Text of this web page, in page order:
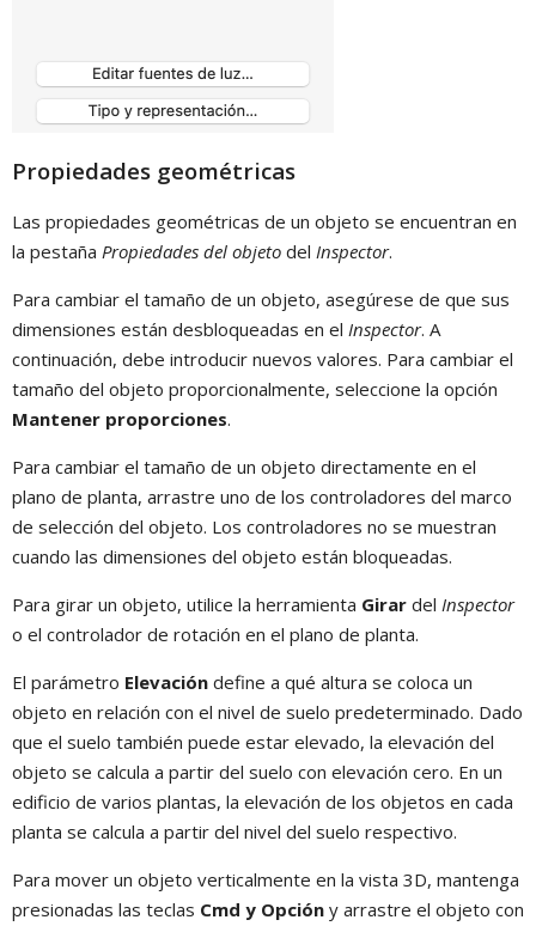
Propiedades geométricas
Las propiedades geométricas de un objeto se encuentran en
la pestaña Propiedades del objeto del Inspector.
Para cambiar el tamaño de un objeto, asegúrese de que sus
dimensiones están desbloqueadas en el Inspector. A
continuación, debe introducir nuevos valores. Para cambiar el
tamaño del objeto proporcionalmente, seleccione la opción
Mantener proporciones.
Para cambiar el tamaño de un objeto directamente en el
plano de planta, arrastre uno de los controladores del marco
de selección del objeto. Los controladores no se muestran
cuando las dimensiones del objeto están bloqueadas.
Para girar un objeto, utilice la herramienta Girar del Inspector
o el controlador de rotación en el plano de planta.
El parámetro Elevación define a qué altura se coloca un
objeto en relación con el nivel de suelo predeterminado. Dado
que el suelo también puede estar elevado, la elevación del
objeto se calcula a partir del suelo con elevación cero. En un
edificio de varios plantas, la elevación de los objetos en cada
planta se calcula a partir del nivel del suelo respectivo.
Para mover un objeto verticalmente en la vista 3D, mantenga
presionadas las teclas Cmd y Opción y arrastre el objeto con